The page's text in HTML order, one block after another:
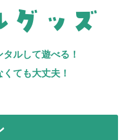
グッズ
ルして遊べる！
ても大丈夫！